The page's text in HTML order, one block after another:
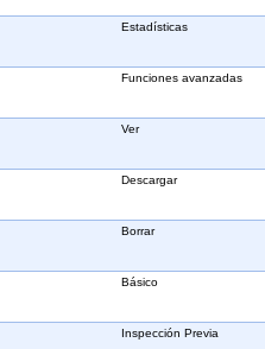
Estadísticas
Funciones avanzadas
Ver
Descargar
Borrar
Básico
Inspección Previa